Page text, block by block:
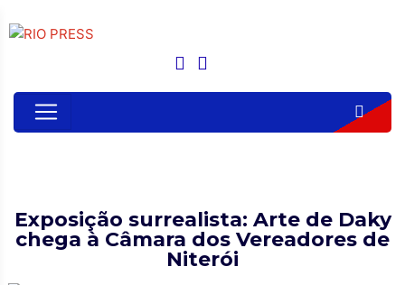
Exposição surrealista: Arte de Daky
chega à Câmara dos Vereadores de
Niterói